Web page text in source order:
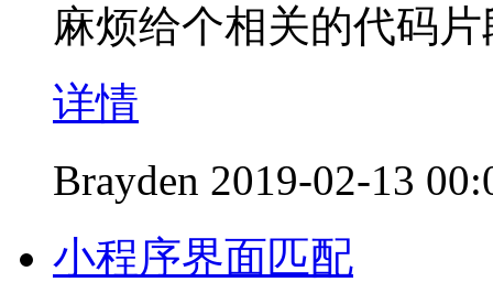
麻烦给个相关的代码
详情
Brayden 2019-02-13
小程序界面匹配